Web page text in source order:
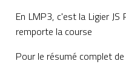
En LMP3, c'est la Ligier
remporte la course
Pour le résumé complet